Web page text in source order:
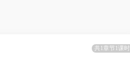
共1章节1课时